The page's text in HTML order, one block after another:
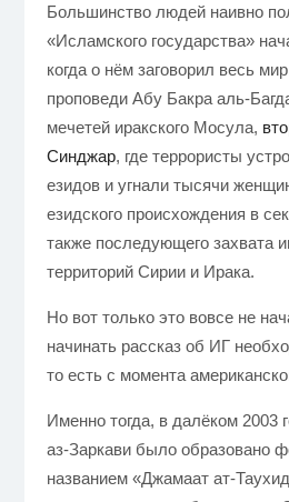
Большинство людей наивно
«Исламского государства»
когда о нём заговорил весь
проповеди Абу Бакра аль-
мечетей иракского Мосула,
Синджар, где террористы
езидов и угнали тысячи
езидского происхождения в
также последующего захвата
территорий Сирии и Ирака.
Но вот только это вовсе не
начинать рассказ об ИГ
то есть с момента
Именно тогда, в далёком 2003
аз-Заркави было образовано
названием «Джамаат ат-